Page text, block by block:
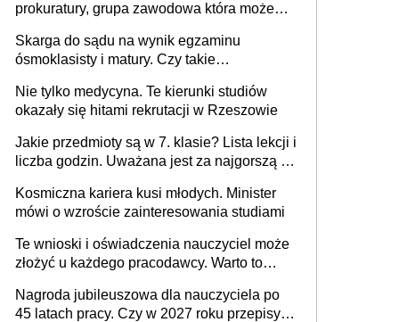
prokuratury, grupa zawodowa która może
Skarga do sądu na wynik egzaminu
ósmoklasisty i matury. Czy takie
Nie tylko medycyna. Te kierunki studiów
okazały się hitami rekrutacji w Rzeszowie
Jakie przedmioty są w 7. klasie? Lista lekcji i
liczba godzin. Uważana jest za najgorszą -
Kosmiczna kariera kusi młodych. Minister
mówi o wzroście zainteresowania studiami
Te wnioski i oświadczenia nauczyciel może
złożyć u każdego pracodawcy. Warto to
szkolnego 2026/2027
Nagroda jubileuszowa dla nauczyciela po
45 latach pracy. Czy w 2027 roku przepisy